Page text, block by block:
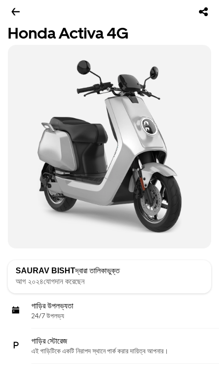
Honda Activa 4G
SAURAV BISHTদ্বারা তালিকাভুক্ত
আগ ২০২৪যোগদান করেছেন
গাড়ির উপলভ্যতা
24/7 উপলভ্য
গাড়ির স্টোরেজ
এই গাড়িটিকে একটি নিরাপদ স্থানে পার্ক করার দায়িত্ব আপনার।